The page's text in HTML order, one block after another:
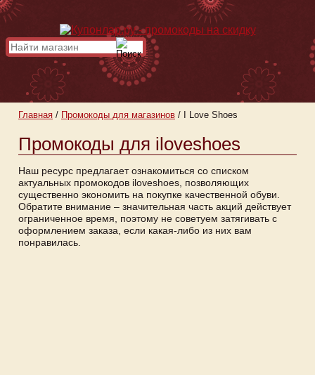
Главная / Промокоды для магазинов / I Love Shoes
Промокоды для iloveshoes
Наш ресурс предлагает ознакомиться со списком
актуальных промокодов iloveshoes, позволяющих
существенно экономить на покупке качественной обуви.
Обратите внимание – значительная часть акций действует
ограниченное время, поэтому не советуем затягивать с
оформлением заказа, если какая-либо из них вам
понравилась.